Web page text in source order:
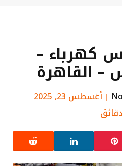
كهرباء –
– القاهرة
أغسطس 23, 2025